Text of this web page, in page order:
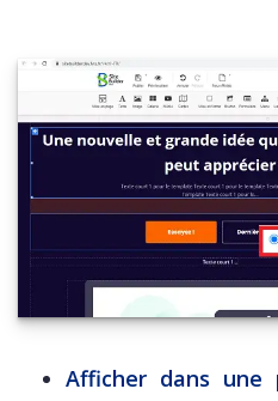
Afficher dans une